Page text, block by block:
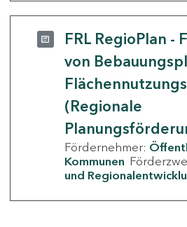
FRL RegioPlan -
von
(Regionale
Fördernehmer:
Kommunen
und